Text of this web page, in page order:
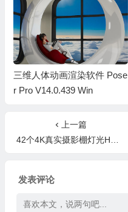
三维人体动画渲染软件 Pose
r Pro V14.0.439 Win
上一篇
42个4K真实摄影棚灯光HDRI贴图素材 Real Light Studio Pack
发表评论